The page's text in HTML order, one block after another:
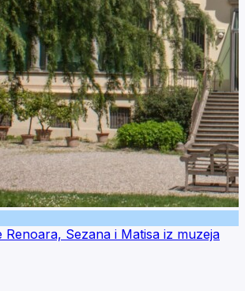
Renoara, Sezana i Matisa iz muzeja